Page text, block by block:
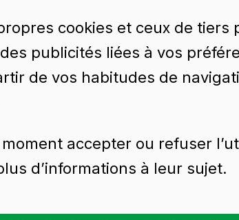
cookies et ceux de tiers
publicités liées à vos
de vos habitudes de
accepter ou refuser
d’informations à leur sujet.